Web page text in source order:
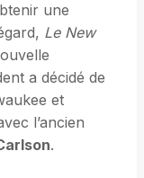
une
Le New
a décidé de
et
l’ancien
.